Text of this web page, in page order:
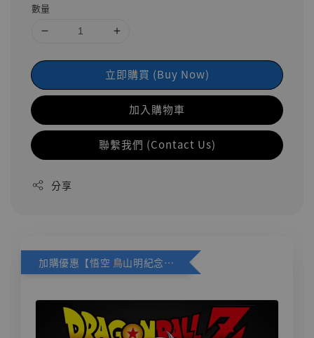
數量
立即購買 (Buy Now)
加入購物車
聯繫我們 (Contact Us)
分享
加購優惠【悟空 鳥山明紀念款 [奇蹟工作室]】